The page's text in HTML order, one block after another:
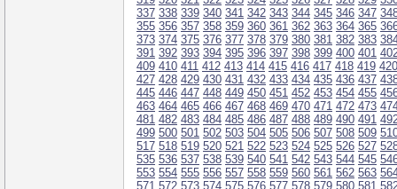
337 338 339 340 341 342 343 344 345 346 347
355 356 357 358 359 360 361 362 363 364 365
373 374 375 376 377 378 379 380 381 382 383
391 392 393 394 395 396 397 398 399 400 401
409 410 411 412 413 414 415 416 417 418 419 420
427 428 429 430 431 432 433 434 435 436 437
445 446 447 448 449 450 451 452 453 454 455
463 464 465 466 467 468 469 470 471 472 473
481 482 483 484 485 486 487 488 489 490 491
499 500 501 502 503 504 505 506 507 508 509
517 518 519 520 521 522 523 524 525 526 527
535 536 537 538 539 540 541 542 543 544 545
553 554 555 556 557 558 559 560 561 562 563
571 572 573 574 575 576 577 578 579 580 581